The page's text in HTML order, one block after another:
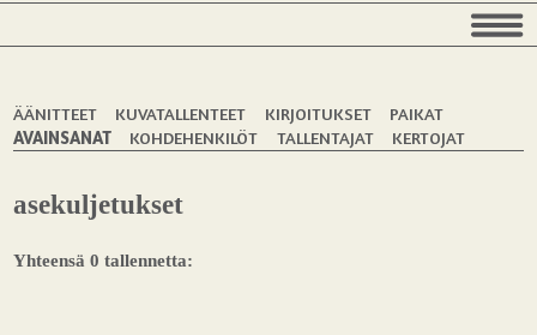
ÄÄNITTEET KUVATALLENTEET KIRJOITUKSET
PAIKAT
AVAINSANAT
KOHDEHENKILÖT TALLENTAJAT KERTOJAT
asekuljetukset
Yhteensä 0 tallennetta: